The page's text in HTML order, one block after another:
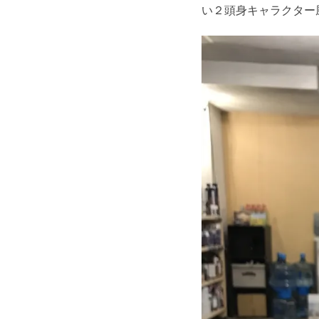
い２頭身キャラクター